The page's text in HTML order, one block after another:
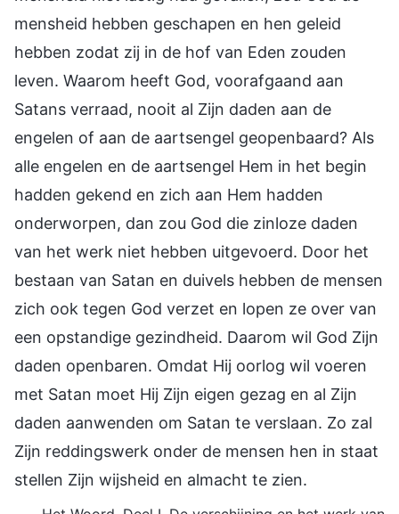
mensheid hebben geschapen en hen geleid
hebben zodat zij in de hof van Eden zouden
leven. Waarom heeft God, voorafgaand aan
Satans verraad, nooit al Zijn daden aan de
engelen of aan de aartsengel geopenbaard? Als
alle engelen en de aartsengel Hem in het begin
hadden gekend en zich aan Hem hadden
onderworpen, dan zou God die zinloze daden
van het werk niet hebben uitgevoerd. Door het
bestaan van Satan en duivels hebben de mensen
zich ook tegen God verzet en lopen ze over van
een opstandige gezindheid. Daarom wil God Zijn
daden openbaren. Omdat Hij oorlog wil voeren
met Satan moet Hij Zijn eigen gezag en al Zijn
daden aanwenden om Satan te verslaan. Zo zal
Zijn reddingswerk onder de mensen hen in staat
stellen Zijn wijsheid en almacht te zien.